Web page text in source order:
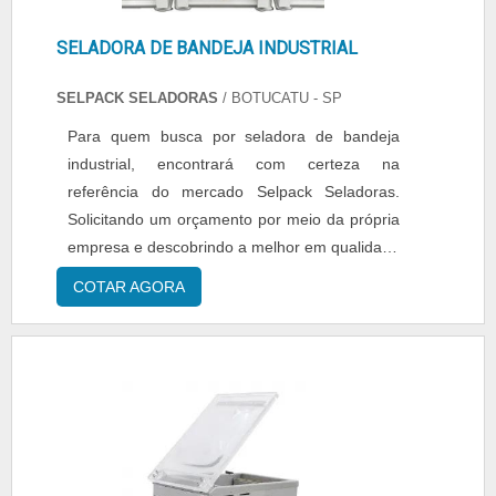
SELADORA DE BANDEJA INDUSTRIAL
SELPACK SELADORAS / BOTUCATU - SP
Para quem busca por seladora de bandeja
industrial, encontrará com certeza na
referência do mercado Selpack Seladoras.
Solicitando um orçamento por meio da própria
empresa e descobrindo a melhor em qualidade
e custo benefício.Quando a procura é por
seladora de bandeja industrial, com a equipe
INDUSTRIALA Selpack Seladoras centraliza
seus esforços em criar aos parceiros uma
estrutura com escritório de alta qualidade onde
COTAR AGORA